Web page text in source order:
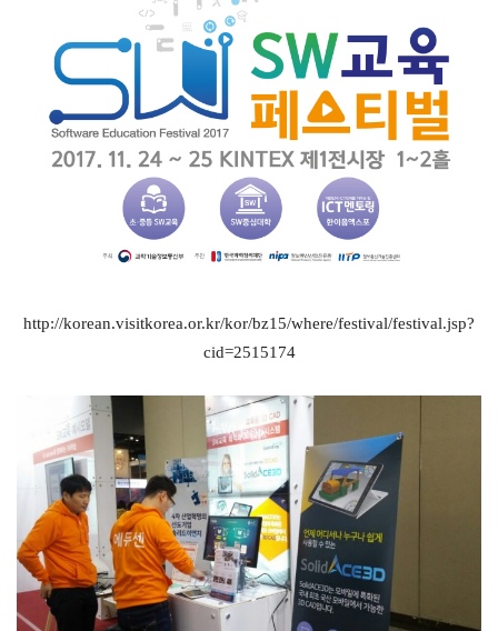
http://korean.visitkorea.or.kr/kor/bz15/where/festival/festival.jsp?
cid=2515174